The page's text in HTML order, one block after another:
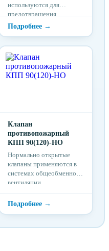
используются для
предотвращения
попадания загрязнений из
приточного воздуха в
загрязнения.
Клапан
противопожарный
КПП 90(120)-НО
Нормально открытые
клапаны применяются в
системах общеобменной
вентиляции,
воздушного отопления в
целях предотвращения
воздуховодам в